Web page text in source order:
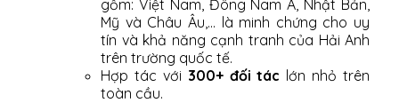
gồm: Việt Nam, Đông Nam Á, Nhật Bản,
Mỹ và Châu Âu,... là minh chứng cho uy
tín và khả năng cạnh tranh của Hải Anh
trên trường quốc tế.
Hợp tác với 300+ đối tác lớn nhỏ trên
toàn cầu.